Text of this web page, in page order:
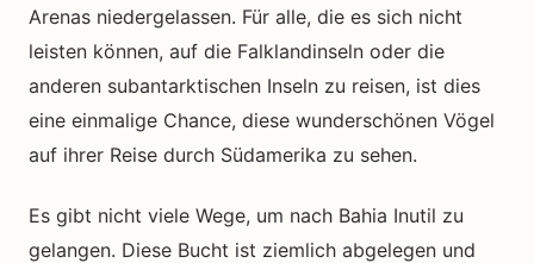
Arenas niedergelassen. Für alle, die es sich nicht
leisten können, auf die Falklandinseln oder die
anderen subantarktischen Inseln zu reisen, ist dies
eine einmalige Chance, diese wunderschönen Vögel
auf ihrer Reise durch Südamerika zu sehen.
Es gibt nicht viele Wege, um nach Bahia Inutil zu
gelangen. Diese Bucht ist ziemlich abgelegen und